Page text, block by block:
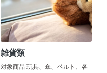
雑貨類
対象商品 玩具、傘、ベルト、各